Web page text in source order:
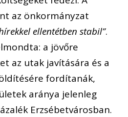
az önkormányzat
ellentétben stabil”.
a jövőre
az utak javítására és a
fordítanák,
aránya jelenleg
Erzsébetvárosban.